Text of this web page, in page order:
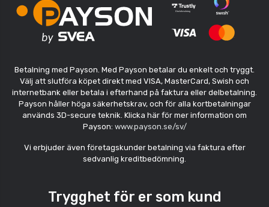
Betalning med Payson. Med Payson betalar du enkelt och tryggt.
Välj att slutföra köpet direkt med VISA, MasterCard, Swish och
internetbank eller betala i efterhand på faktura eller delbetalning.
Payson håller höga säkerhetskrav, och för alla kortbetalningar
används 3D-secure teknik. Klicka här för mer information om
Payson: www.payson.se/sv/
Vi erbjuder även företagskunder betalning via faktura efter
sedvanlig kreditbedömning.
Trygghet för er som kund